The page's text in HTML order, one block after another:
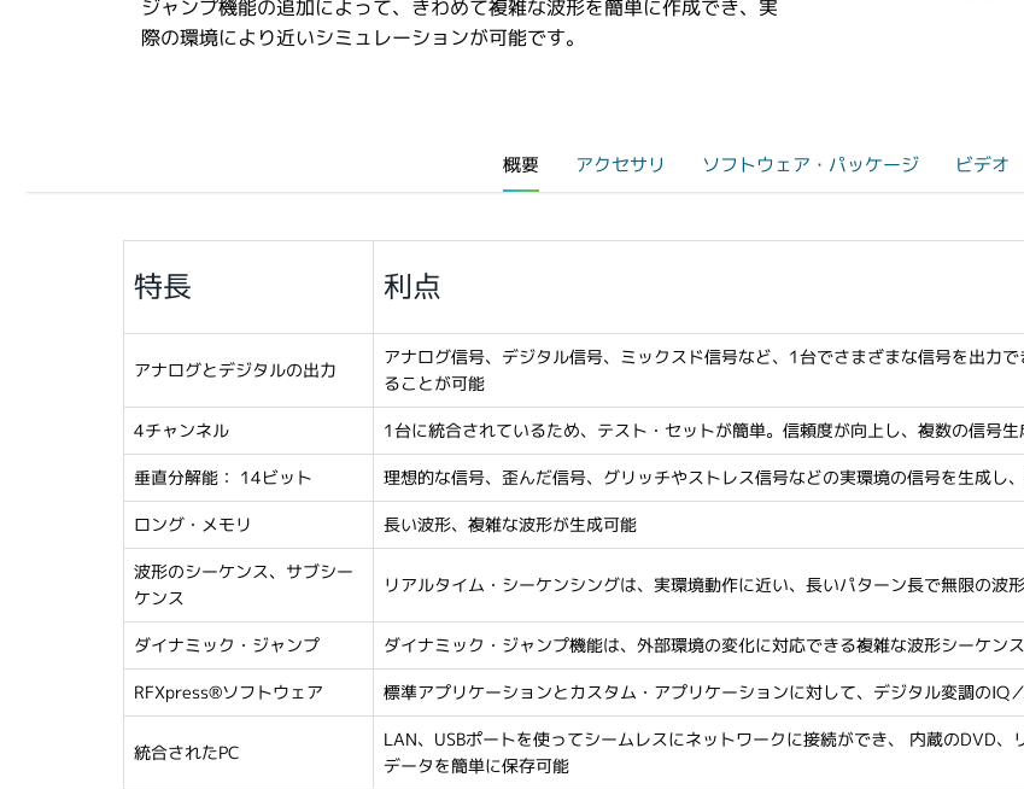
ジャンプ機能の追加によって、きわめて複雑な波形を簡単に作成でき、実
際の環境により近いシミュレーションが可能です。
概要 アクセサリ ソフトウェア・パッケージ ビデオ
特長 利点
アナログとデジタルの出力
アナログ信号、デジタル信号、ミックスド信号など、1台でさまざまな信号を出力
ることが可能
4チャンネル
1台に統合されているため、テスト・セットが簡単。信頼度が向上し、複数の信号生
垂直分解能： 14ビット
理想的な信号、歪んだ信号、グリッチやストレス信号などの実環境の信号を生成し
ロング・メモリ
長い波形、複雑な波形が生成可能
波形のシーケンス、サブシー
ケンス
リアルタイム・シーケンシングは、実環境動作に近い、長いパターン長で無限の波
ダイナミック・ジャンプ
ダイナミック・ジャンプ機能は、外部環境の変化に対応できる複雑な波形シーケン
RFXpress®ソフトウェア
標準アプリケーションとカスタム・アプリケーションに対して、デジタル変調のIQ
統合されたPC
LAN、USBポートを使ってシームレスにネットワークに接続ができ、 内蔵のDVD
データを簡単に保存可能